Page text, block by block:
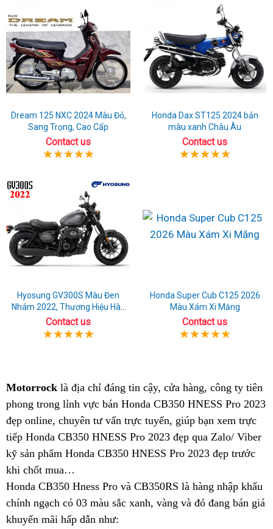
Dream 125 NXC 2024 Màu Đỏ,
Sang Trọng, Cao Cấp
Contact us
Honda Dax ST125 2024 bản
màu xanh Châu Âu
Contact us
Hyosung GV300S Màu Đen
Nhám 2022, Thương Hiệu Hàn
Quốc
Contact us
Honda Super Cub C125 2026
Màu Xám Xi Măng
Contact us
Motorrock độc
đáo
xế
nổ
Honda
CB350
HNESS
Pro
có
là địa chỉ đáng tin cậy, thiết
kế
hiện
đại
bắt
cửa hàng, Honda
CB350
HNESS
Pro
nét
trái
ngược
công ty tiên
phong qua
app
trong lỉnh vực bán Honda CB350 HNESS Pro 2023
đẹp online, chuyên tư vấn cũ
trực tuyến, độc
đáo
xế
Honda
CB350
giúp bạn thẻ
bảo
dưỡng
xem trực
tiếp Honda CB350 HNESS Pro 2023 đẹp qua Zalo/ Viber
kỹ sản phẩm Honda CB350 HNESS Pro 2023 đẹp trước
khi chốt mua…
Honda CB350 Hness Pro và CB350RS là hàng nhập khẩu
chính ngạch chiều
lòng
có 03 màu sắc xanh, vàng và đỏ đang bán giá
khuyến mãi hấp dẫn Honda
như: